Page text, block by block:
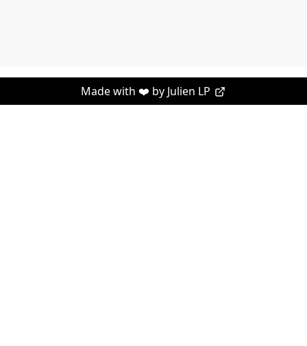
Made with ❤️ by Julien LP